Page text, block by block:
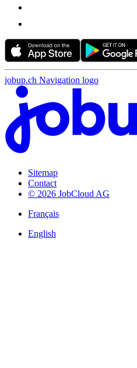
jobup.ch Navigation logo
Sitemap
Contact
© 2026 JobCloud AG
Français
English